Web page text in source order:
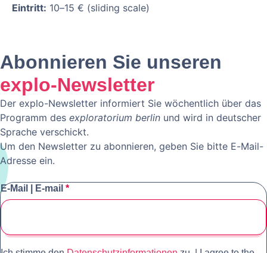
Eintritt: 10–15 € (sliding scale)
Abonnieren Sie unseren
explo-Newsletter
Der explo-Newsletter informiert Sie wöchentlich über das
Programm des exploratorium berlin und wird in deutscher
Sprache verschickt.
Um den Newsletter zu abonnieren, geben Sie bitte E-Mail-
Adresse ein.
E-Mail | E-mail *